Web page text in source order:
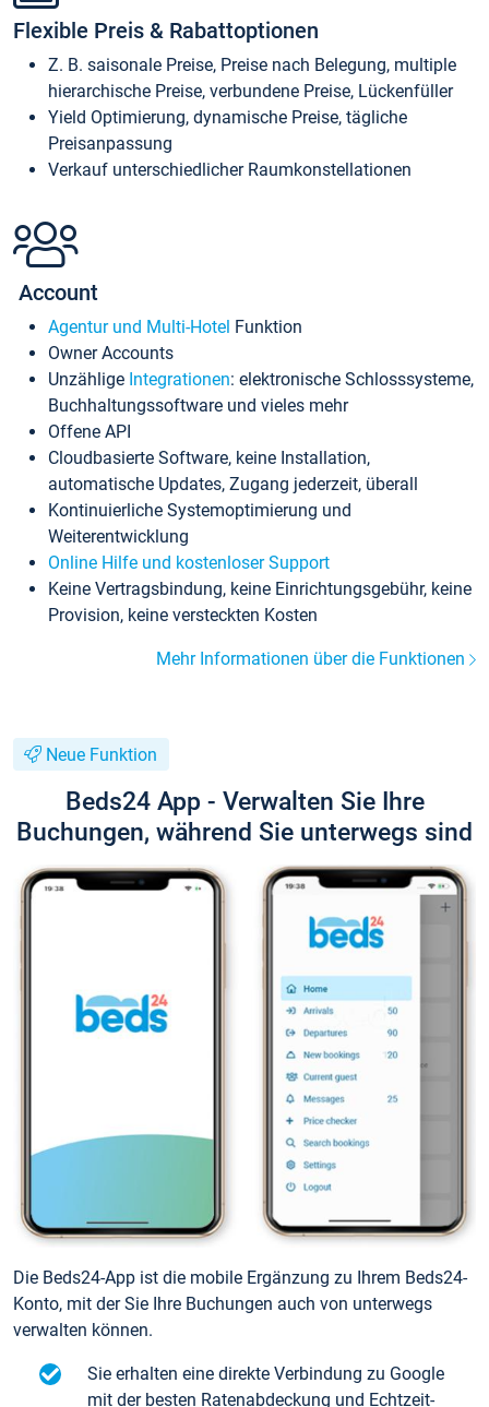
Flexible Preis & Rabattoptionen
Z. B. saisonale Preise, Preise nach Belegung, multiple
hierarchische Preise, verbundene Preise, Lückenfüller
Yield Optimierung, dynamische Preise, tägliche
Preisanpassung
Verkauf unterschiedlicher Raumkonstellationen
Account
Agentur und Multi-Hotel Funktion
Owner Accounts
Unzählige Integrationen: elektronische Schlosssysteme,
Buchhaltungssoftware und vieles mehr
Offene API
Cloudbasierte Software, keine Installation,
automatische Updates, Zugang jederzeit, überall
Kontinuierliche Systemoptimierung und
Weiterentwicklung
Online Hilfe und kostenloser Support
Keine Vertragsbindung, keine Einrichtungsgebühr, keine
Provision, keine versteckten Kosten
Mehr Informationen über die Funktionen
Neue Funktion
Beds24 App - Verwalten Sie Ihre
Buchungen, während Sie unterwegs sind
Die Beds24-App ist die mobile Ergänzung zu Ihrem Beds24-
Konto, mit der Sie Ihre Buchungen auch von unterwegs
verwalten können.
Sie erhalten eine direkte Verbindung zu Google
mit der besten Ratenabdeckung und Echtzeit-